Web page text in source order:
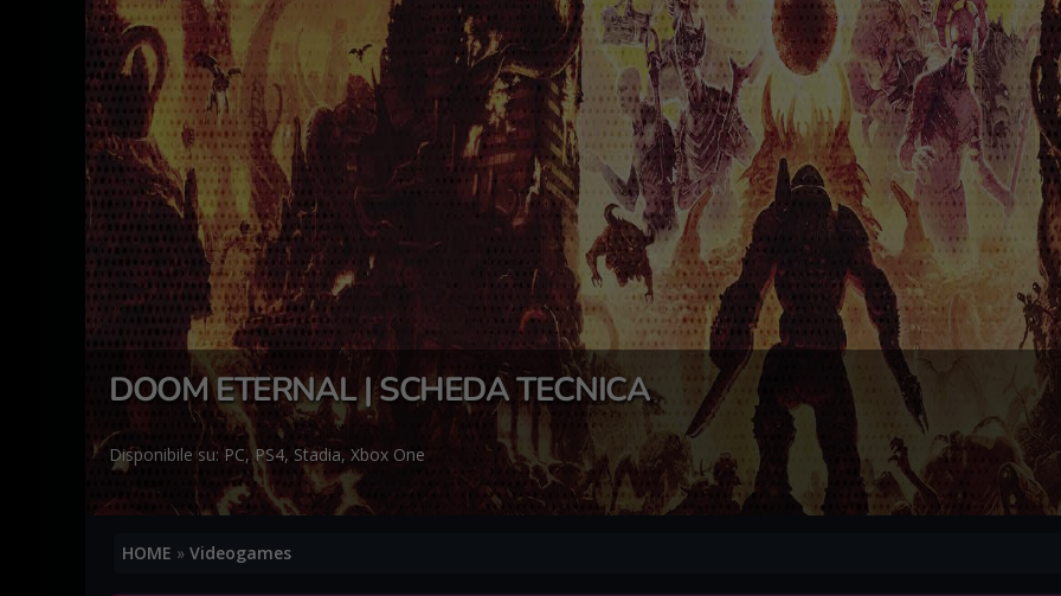
DOOM ETERNAL | SCHEDA TECNICA
Disponibile su: PC,PS4, Stadia, Xbox One
HOME » Videogames